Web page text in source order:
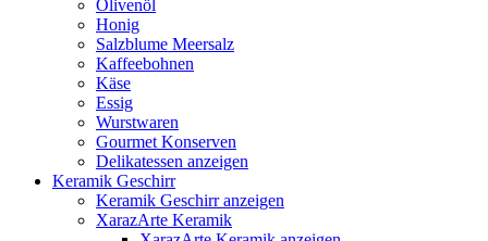
Olivenöl
Honig
Salzblume Meersalz
Kaffeebohnen
Käse
Essig
Wurstwaren
Gourmet Konserven
Delikatessen anzeigen
Keramik Geschirr
Keramik Geschirr anzeigen
XarazArte Keramik